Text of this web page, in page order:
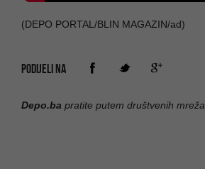
(DEPO PORTAL/BLIN MAGAZIN/ad)
PODIJELI NA
Depo.ba pratite putem društvenih mreža